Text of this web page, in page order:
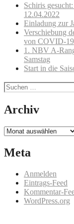
Schiris
12.04.2022
Einladung zur
Verschiebung
von COVID-19
1. NBV A-
Samstag
Start in die
Suchen
nach:
Archiv
Archiv
Meta
Anmelden
Eintrags-Feed
Kommentar-
WordPress.org